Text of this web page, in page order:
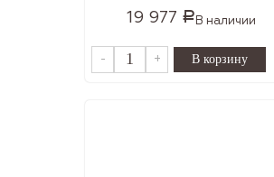
19 977 Р В наличии
- +